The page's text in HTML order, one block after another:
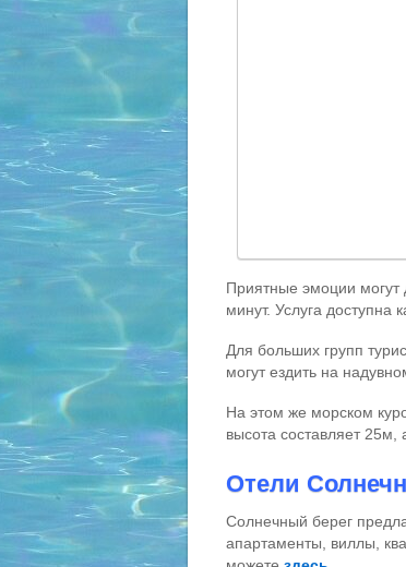
Приятные эмоции могут
минут. Услуга
Для больших групп
могут ездить на
На этом же морском
высота составляет
Отели
Солнечный берег
апартаменты, виллы,